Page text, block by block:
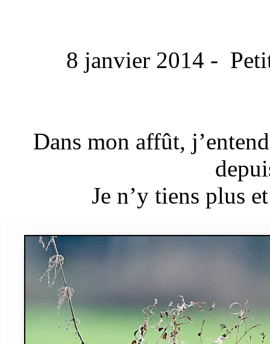
8 janvier 2014 -
Dans mon affût,
Je n’y tiens plus